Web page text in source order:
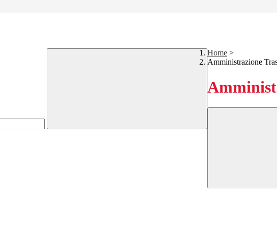
Home >
Amministrazione